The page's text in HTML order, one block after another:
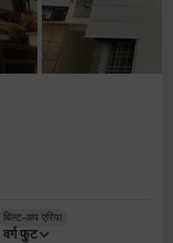
बिल्ट-अप एरिया
वर्ग फुट